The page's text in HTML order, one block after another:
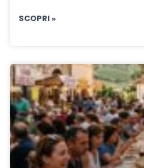
SCOPRI »